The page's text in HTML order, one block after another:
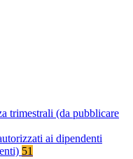
trimestrali (da pubblicare
ai dipendenti
51